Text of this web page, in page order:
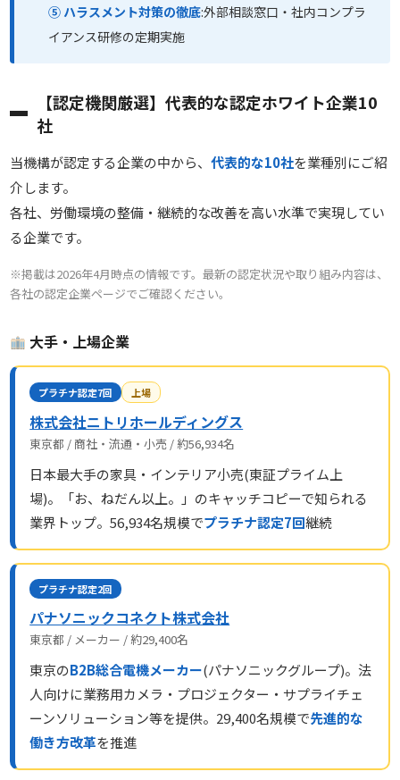
⑤ ハラスメント対策の徹底:外部相談窓口・社内コンプラ
イアンス研修の定期実施
【認定機関厳選】代表的な認定ホワイト企業10
社
当機構が認定する企業の中から、代表的な10社を業種別にご紹
介します。
各社、労働環境の整備・継続的な改善を高い水準で実現してい
る企業です。
※掲載は2026年4月時点の情報です。最新の認定状況や取り組み内容は、
各社の認定企業ページでご確認ください。
大手・上場企業
プラチナ認定7回 上場
株式会社ニトリホールディングス
東京都 / 商社・流通・小売 / 約56,934名
日本最大手の家具・インテリア小売(東証プライム上
場)。「お、ねだん以上。」のキャッチコピーで知られる
業界トップ。56,934名規模でプラチナ認定7回継続
プラチナ認定2回
パナソニックコネクト株式会社
東京都 / メーカー / 約29,400名
東京のB2B総合電機メーカー(パナソニックグループ)。法
人向けに業務用カメラ・プロジェクター・サプライチェ
ーンソリューション等を提供。29,400名規模で先進的な
働き方改革を推進